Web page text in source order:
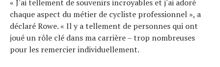
« J'ai tellement de souvenirs incroyables et j'ai adoré
chaque aspect du métier de cycliste professionnel », a
déclaré Rowe. « Il y a tellement de personnes qui ont
joué un rôle clé dans ma carrière – trop nombreuses
pour les remercier individuellement.